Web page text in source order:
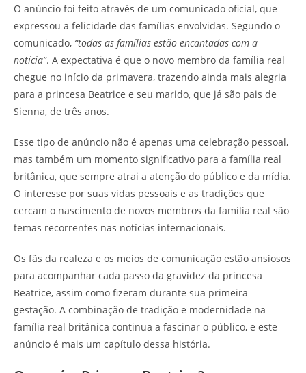
O anúncio foi feito através de um comunicado oficial, que
expressou a felicidade das famílias envolvidas. Segundo o
comunicado, “todas as famílias estão encantadas com a
notícia”. A expectativa é que o novo membro da família real
chegue no início da primavera, trazendo ainda mais alegria
para a princesa Beatrice e seu marido, que já são pais de
Sienna, de três anos.
Esse tipo de anúncio não é apenas uma celebração pessoal,
mas também um momento significativo para a família real
britânica, que sempre atrai a atenção do público e da mídia.
O interesse por suas vidas pessoais e as tradições que
cercam o nascimento de novos membros da família real são
temas recorrentes nas notícias internacionais.
Os fãs da realeza e os meios de comunicação estão ansiosos
para acompanhar cada passo da gravidez da princesa
Beatrice, assim como fizeram durante sua primeira
gestação. A combinação de tradição e modernidade na
família real britânica continua a fascinar o público, e este
anúncio é mais um capítulo dessa história.